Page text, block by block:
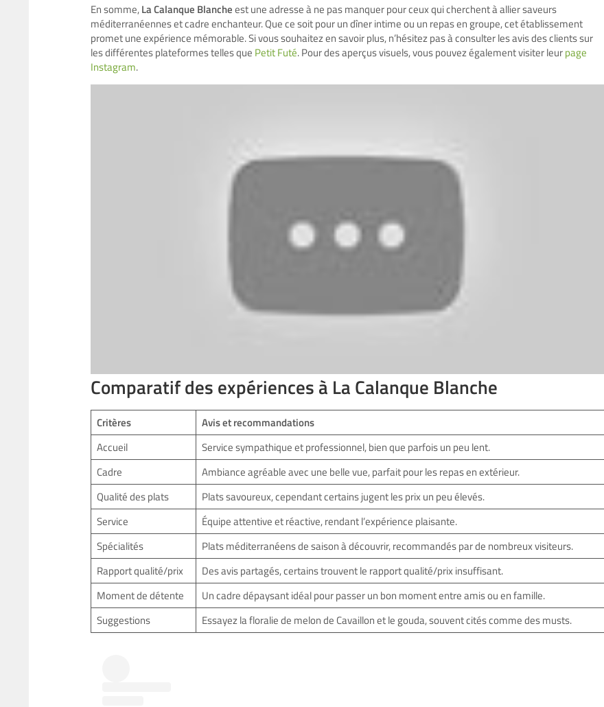
En somme,La Calanque Blancheest une adresse à ne pas manquer pour ceux qui cherchent à allier saveurs
méditerranéennes et cadre enchanteur. Que ce soit pour un dîner intime ou un repas en groupe, cet établissement
promet une expérience mémorable. Si vous souhaitez en savoir plus, n’hésitez pas à consulter les avis des clients sur
les différentes plateformes telles que Petit Futé. Pour des aperçus visuels, vous pouvez également visiter leurpage
Instagram.
Comparatif des expériences à La Calanque Blanche
Critères
Avis et recommandations
Accueil
Service sympathique et professionnel, bien que parfois un peu lent.
Cadre
Ambiance agréable avec une belle vue, parfait pour les repas en extérieur.
Qualité des plats
Plats savoureux, cependant certains jugent les prix un peu élevés.
Service
Équipe attentive et réactive, rendant l’expérience plaisante.
Spécialités
Plats méditerranéens de saison à découvrir, recommandés par de nombreux visiteurs.
Rapport qualité/prix
Des avis partagés, certains trouvent le rapport qualité/prix insuffisant.
Moment de détente
Un cadre dépaysant idéal pour passer un bon moment entre amis ou en famille.
Suggestions
Essayez la floralie de melon de Cavaillon et le gouda, souvent cités comme des musts.